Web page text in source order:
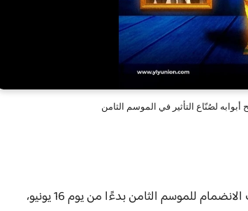
لصُنّاع التأثير في الموسم الثامن
أعلن اتحاد وزارة الشباب والرياضة "شباب يدير شباب" (YLY) فتح باب الانضمام للموسم الثامن بدءًا من يوم 16 يونيو،